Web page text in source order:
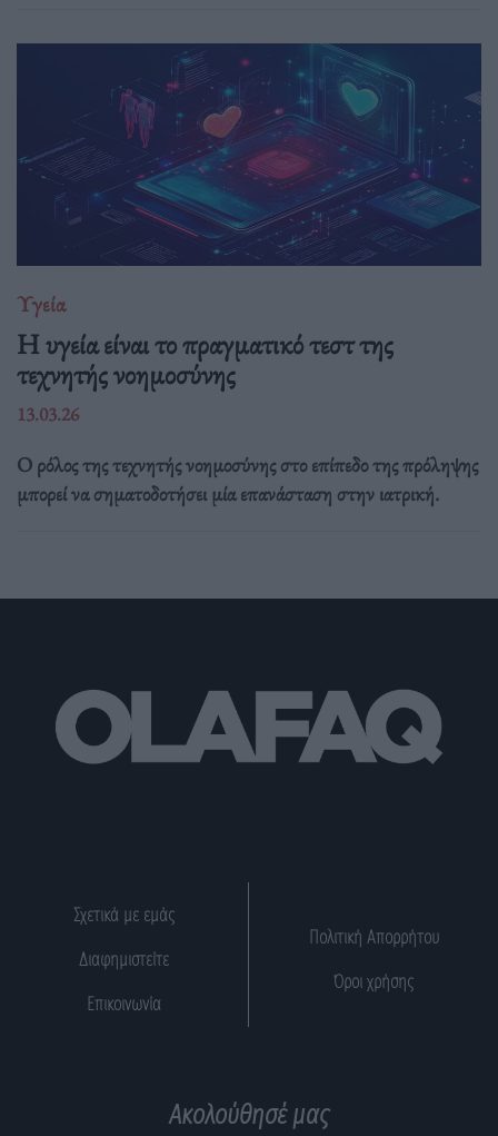
Υγεία
H υγεία είναι το πραγματικό τεστ της
τεχνητής νοημοσύνης
13.03.26
Ο ρόλος της τεχνητής νοημοσύνης στο επίπεδο της πρόληψης
μπορεί να σηματοδοτήσει μία επανάσταση στην ιατρική.
Σχετικά με εμάς
Διαφημιστείτε
Επικοινωνία
Πολιτική Απορρήτου
Όροι χρήσης
Ακολούθησέ μας